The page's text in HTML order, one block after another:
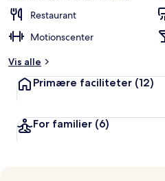
Restaurant
Motionscenter
Vis alle
Primære faciliteter (12)
For familier (6)